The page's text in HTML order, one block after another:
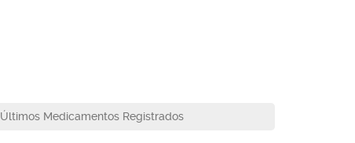
Últimos Medicamentos Registrados